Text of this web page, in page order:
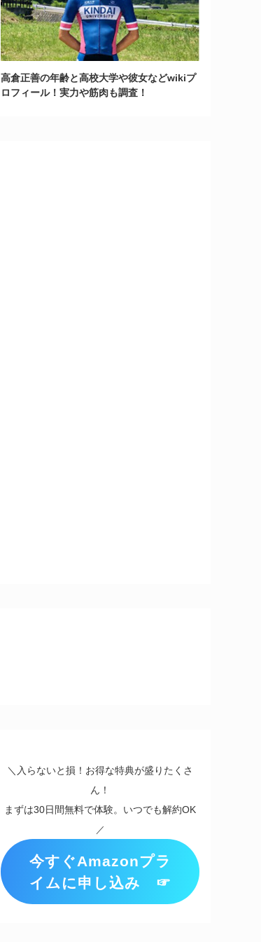
高倉正善の年齢と高校大学や彼女などwikiプ
ロフィール！実力や筋肉も調査！
＼入らないと損！お得な特典が盛りたくさ
ん！
まずは30日間無料で体験。いつでも解約OK
／
今すぐAmazonプラ
イムに申し込み ☞